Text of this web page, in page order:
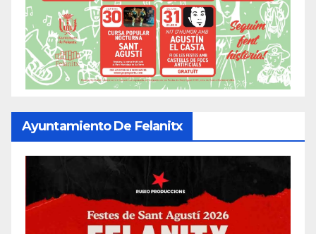
Ayuntamiento De Felanitx